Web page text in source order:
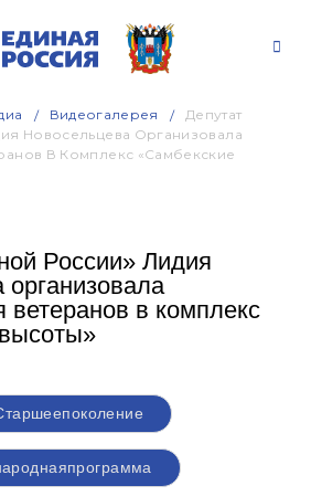
Видеогалерея
Депутат
Новосельцева Организовала
В Комплекс «Самбекские
России» Лидия
ветеранов в комплекс